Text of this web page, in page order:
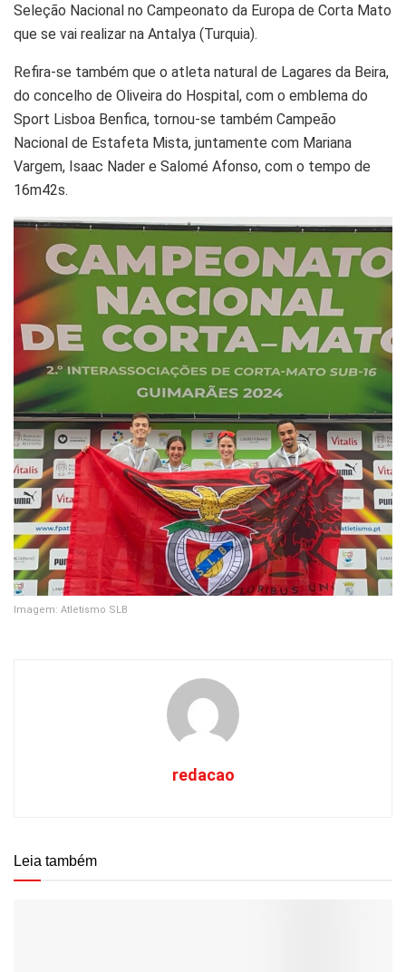
Seleção Nacional no Campeonato da Europa de Corta Mato
que se vai realizar na Antalya (Turquia).
Refira-se também que o atleta natural de Lagares da Beira,
do concelho de Oliveira do Hospital, com o emblema do
Sport Lisboa Benfica, tornou-se também Campeão
Nacional de Estafeta Mista, juntamente com Mariana
Vargem, Isaac Nader e Salomé Afonso, com o tempo de
16m42s.
Imagem: Atletismo SLB
redacao
Leia também